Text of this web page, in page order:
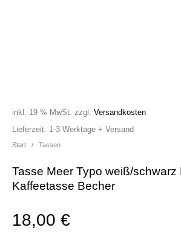
Start / Tassen
Tasse Meer Typo weiß/schwarz
Kaffeetasse Becher
18,00€
inkl. 19 % MwSt. zzgl.Versandkosten
Lieferzeit: 1-3 Werktage + Versand